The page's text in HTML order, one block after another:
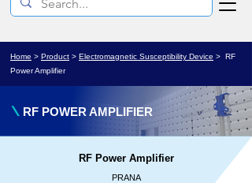
Home > Product > Electromagnetic Susceptibility Device > RF
Power Amplifier
\ RF POWER AMPLIFIER
RF Power Amplifier
PRANA